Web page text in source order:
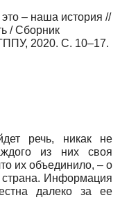
это – наша история //
/ Сборник
2020. С. 10–17.
речь, никак не
из них своя
их объединило, – о
страна. Информация
далеко за ее